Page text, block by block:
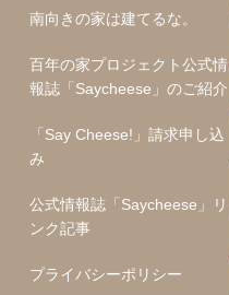
南向きの家は建てるな。
百年の家プロジェクト公式情
報誌「Saycheese」のご紹介
「Say Cheese!」請求申し込
み
公式情報誌「Saycheese」リ
ンク記事
プライバシーポリシー